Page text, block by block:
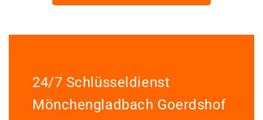
24/7 Schlüsseldienst
Mönchengladbach Goerdshof